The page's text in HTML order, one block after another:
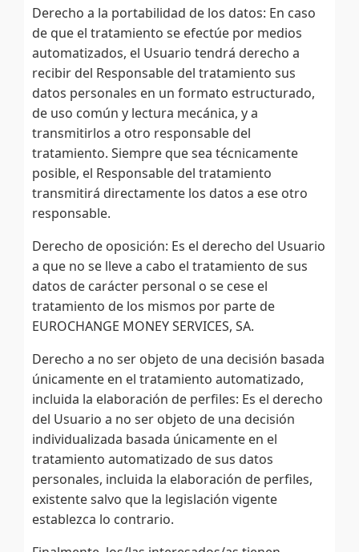
Derecho a la portabilidad de los datos: En caso
de que el tratamiento se efectúe por medios
automatizados, el Usuario tendrá derecho a
recibir del Responsable del tratamiento sus
datos personales en un formato estructurado,
de uso común y lectura mecánica, y a
transmitirlos a otro responsable del
tratamiento. Siempre que sea técnicamente
posible, el Responsable del tratamiento
transmitirá directamente los datos a ese otro
responsable.
Derecho de oposición: Es el derecho del Usuario
a que no se lleve a cabo el tratamiento de sus
datos de carácter personal o se cese el
tratamiento de los mismos por parte de
EUROCHANGE MONEY SERVICES, SA.
Derecho a no ser objeto de una decisión basada
únicamente en el tratamiento automatizado,
incluida la elaboración de perfiles: Es el derecho
del Usuario a no ser objeto de una decisión
individualizada basada únicamente en el
tratamiento automatizado de sus datos
personales, incluida la elaboración de perfiles,
existente salvo que la legislación vigente
establezca lo contrario.